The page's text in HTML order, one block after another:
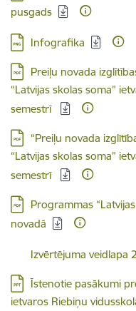
pusgads
Lejupielādēt:
Infografika
Lejupielādēt:
Preiļu novada
“Latvijas skolas soma”
semestrī
Lejupielādēt:
“Preiļu novada
“Latvijas skolas soma”
semestrī
Lejupielādēt:
Programmas
novadā
Lejupielādēt:
Izvērtējuma veidlapa
Lejupielādēt:
Īstenotie pasākumi
ietvaros Riebiņu